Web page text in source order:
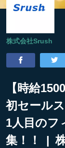
株式会社Srush
【時給
初セール
1人目のフ
集！！ |